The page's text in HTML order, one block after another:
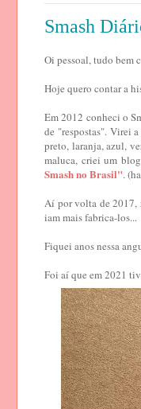
Smash
Oi pessoal, tudo bem
Hoje quero contar a
Em 2012 conheci o
de "respostas". Virei
preto, laranja, azul,
maluca, criei um
Smash no Brasil".
Aí por volta de 2017,
iam mais fabrica-los...
Fiquei anos nessa
Foi aí que em 2021